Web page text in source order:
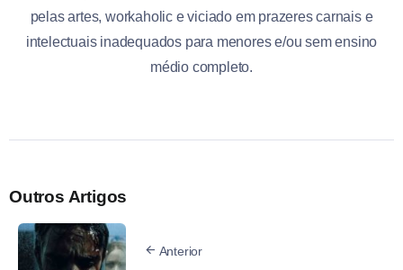
pelas artes, workaholic e viciado em prazeres carnais e
intelectuais inadequados para menores e/ou sem ensino
médio completo.
Outros Artigos
Anterior